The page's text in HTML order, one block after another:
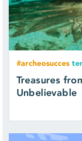
#archeosucces
Treasures
Unbelievable